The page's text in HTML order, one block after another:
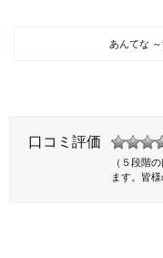
あんてな
口コミ評価
（５段階
ます。皆